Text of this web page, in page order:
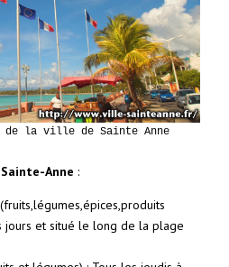
de la ville de Sainte Anne
Sainte-Anne :
(fruits,légumes,épices,produits
jours et situé le long de la plage